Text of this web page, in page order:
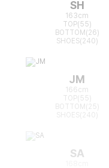
SH
163cm
TOP(55)
BOTTOM(26)
SHOES(240)
JM
166cm
TOP(55)
BOTTOM(25)
SA